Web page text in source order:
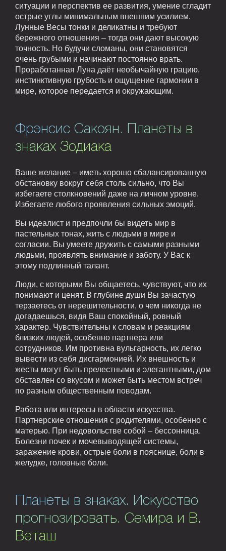
ситуации и перспектив ее развития, умение сгладит
острые углы минимальным внешним усилием.
Лунные Весы тонки и деликатны и требуют
бережного отношения – тогда они дают высокую
точность. Но будучи сломаны, они становятся
очень грубыми и начинают постоянно врать.
Проработанная Луна даёт необычайную грацию,
инстинктивную грубость и ощущение гармонии в
мире, которое передается и окружающим.
Фрэнсис Сакоян. Планеты в
знаках Зодиака
Ваше желание – иметь хорошо сбалансированную
обстановку вокруг себя столь сильно, что Вы
избегаете столкновений даже на личном уровне.
Избегаете любого проявления сильных эмоций.
Вы идеалист и предпочли бы видеть мир в
пастельных тонах, жить с людьми в мире и
согласии. Вы умеете дружить с самыми разными
людьми, проявлять внимание и заботу. У Вас к
этому подлинный талант.
Люди, с которыми Вы общаетесь, чувствуют, что их
понимают и ценят. В глубине души Вы зачастую
терзаетесь от нерешительности, о чем никогда не
догадаешься, видя Ваш спокойный, ровный
характер. Чувствительны к словам и реакциям
близких людей, особенно партнера или
сотрудников. Им противна вульгарность, их легко
вывести из себя дисгармонией. Их внешность и
жесты могут быть прелестными и элегантными, дом
обставлен со вкусом и может быть местом встреч
по разным общественным поводам.
Работа или интересы в области искусства.
Партнерские отношения с родителями, особенно с
матерью. При недовольстве собой – бессонница.
Болезни почек и мочевыводящей системы,
заражение крови, острые боли в пояснице, боли в
желудке, головные боли.
Планеты в знаках. Искусство
прогнозировать. Семира и В.
Веташ